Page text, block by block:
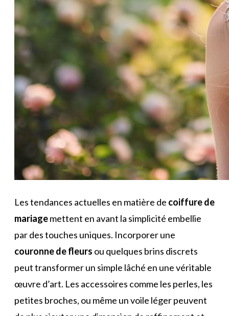
Les tendances actuelles en matière de coiffure de
mariagemettent en avant la simplicité embellie
par des touches uniques. Incorporer une
couronne de fleurs ou quelques brins discrets
peut transformer un simple lâché en une véritable
œuvre d’art. Les accessoires comme les perles, les
petites broches, ou même un voile léger peuvent